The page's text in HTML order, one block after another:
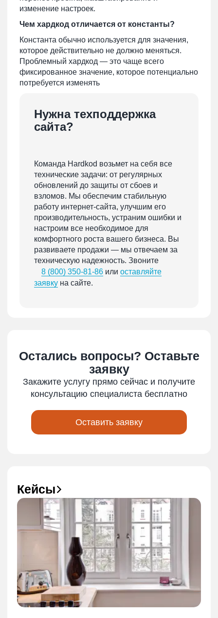
изменение настроек.
Чем хардкод отличается от константы?
Константа обычно используется для значения,
которое действительно не должно меняться.
Проблемный хардкод — это чаще всего
фиксированное значение, которое потенциально
потребуется изменять
Нужна техподдержка
сайта?
Команда Hardkod возьмет на себя все
технические задачи: от регулярных
обновлений до защиты от сбоев и
взломов. Мы обеспечим стабильную
работу интернет-сайта, улучшим его
производительность, устраним ошибки и
настроим все необходимое для
комфортного роста вашего бизнеса. Вы
развиваете продажи — мы отвечаем за
техническую надежность. Звоните
8 (800) 350-81-86 или оставляйте
заявку на сайте.
Кейсы
Остались вопросы? Оставьте
заявку
Закажите услугу прямо сейчас и получите
консультацию специалиста бесплатно
Оставить заявку